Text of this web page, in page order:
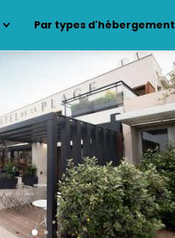
Par types d'hébergement